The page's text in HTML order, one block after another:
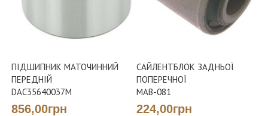
ПІДШИПНИК МАТОЧИННИЙ
ПЕРЕДНІЙ
DAC35640037M
856,00грн
САЙЛЕНТБЛОК ЗАДНЬОЇ
ПОПЕРЕЧНОЇ
MAB-081
224,00грн